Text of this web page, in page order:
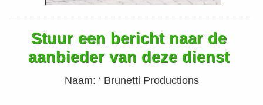
Stuur een bericht naar de
aanbieder van deze dienst
Naam: ‘ Brunetti Productions